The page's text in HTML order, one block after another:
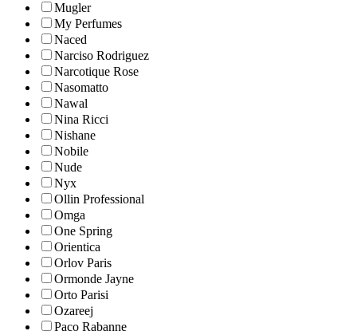
Mugler
My Perfumes
Naced
Narciso Rodriguez
Narcotique Rose
Nasomatto
Nawal
Nina Ricci
Nishane
Nobile
Nude
Nyx
Ollin Professional
Omga
One Spring
Orientica
Orlov Paris
Ormonde Jayne
Orto Parisi
Ozareej
Paco Rabanne